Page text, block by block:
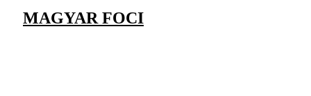
MAGYAR FOCI